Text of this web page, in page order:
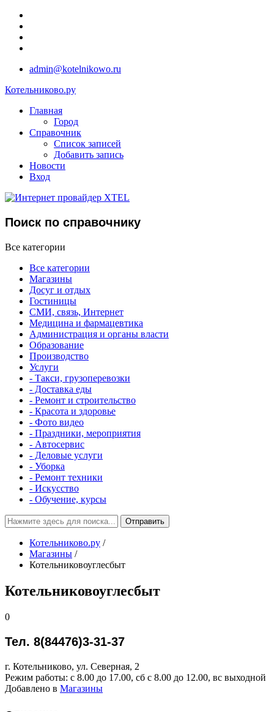
admin@kotelnikowo.ru
Котельниково.ру
Главная
Город
Справочник
Список записей
Добавить запись
Новости
Вход
Поиск по справочнику
Все категории
Все категории
Магазины
Досуг и отдых
Гостиницы
СМИ, связь, Интернет
Медицина и фармацевтика
Администрация и органы власти
Образование
Производство
Услуги
- Такси, грузоперевозки
- Доставка еды
- Ремонт и строительство
- Красота и здоровье
- Фото видео
- Праздники, мероприятия
- Автосервис
- Деловые услуги
- Уборка
- Ремонт техники
- Искусство
- Обучение, курсы
Отправить
Котельниково.ру /
Магазины /
Котельниковоуглесбыт
Котельниковоуглесбыт
0
Тел. 8(84476)3-31-37
г. Котельниково, ул. Северная, 2
Режим работы: с 8.00 до 17.00, сб с 8.00 до 12.00, вс выходной
Добавлено в Магазины